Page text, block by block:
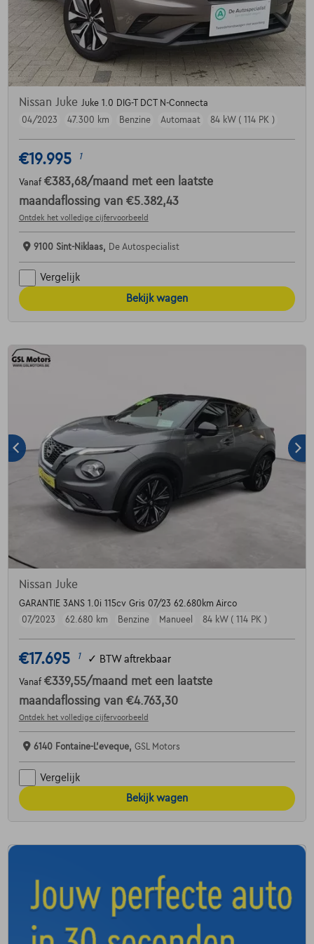
Nissan Juke Juke 1.0 DIG-T DCT N-Connecta
04/2023
47.300 km Benzine Automaat 84 kW ( 114 PK )
€19.995 1
Vanaf €383,68/maand met een laatste
maandaflossing van €5.382,43
Ontdek het volledige cijfervoorbeeld
9100 Sint-Niklaas, De Autospecialist
Vergelijk
Bekijk wagen
Nissan Juke
GARANTIE 3ANS 1.0i 115cv Gris 07/23 62.680km Airco
07/2023
62.680 km Benzine Manueel 84 kW ( 114 PK )
€17.695 1 ✓ BTW aftrekbaar
Vanaf €339,55/maand met een laatste
maandaflossing van €4.763,30
Ontdek het volledige cijfervoorbeeld
6140 Fontaine-L'eveque, GSL Motors
Vergelijk
Bekijk wagen